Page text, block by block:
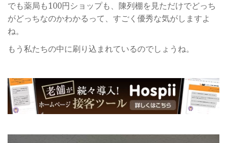
でも薬局も100円ショップも、陳列棚を見ただけでどっち
がどっちなのかわかるって、すごく優秀な気がしますよ
ね。
もう私たちの中に刷り込まれているのでしょうね。